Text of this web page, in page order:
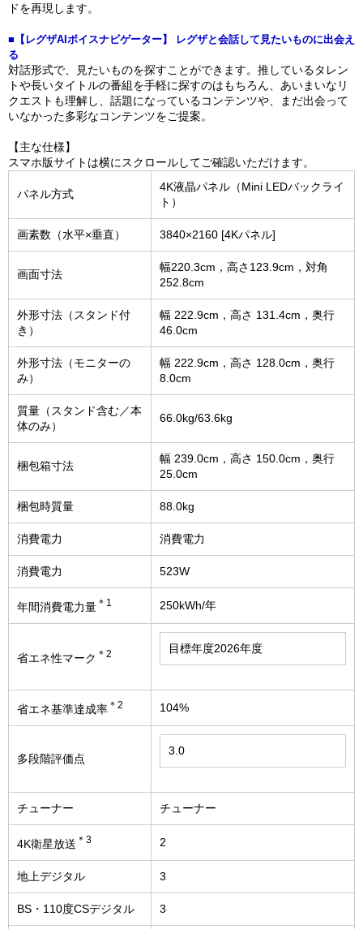
ドを再現します。
■【レグザAIボイスナビゲーター】 レグザと会話して見たいものに出会え
る
対話形式で、見たいものを探すことができます。推しているタレン
トや長いタイトルの番組を手軽に探すのはもちろん、あいまいなリ
クエストも理解し、話題になっているコンテンツや、まだ出会って
いなかった多彩なコンテンツをご提案。
【主な仕様】
スマホ版サイトは横にスクロールしてご確認いただけます。
パネル方式
4K液晶パネル（Mini LEDバックライ
ト）
画素数（水平×垂直） 3840×2160 [4Kパネル]
画面寸法
幅220.3cm，高さ123.9cm，対角
252.8cm
外形寸法（スタンド付
き）
幅 222.9cm，高さ 131.4cm，奥行
46.0cm
外形寸法（モニターの
み）
幅 222.9cm，高さ 128.0cm，奥行
8.0cm
質量（スタンド含む／本
体のみ）
66.0kg/63.6kg
梱包箱寸法
幅 239.0cm，高さ 150.0cm，奥行
25.0cm
梱包時質量 88.0kg
消費電力 消費電力
消費電力 523W
年間消費電力量 ＊1 250kWh/年
省エネ性マーク ＊2 目標年度2026年度
省エネ基準達成率 ＊2 104%
多段階評価点
3.0
チューナー チューナー
4K衛星放送 ＊3 2
地上デジタル 3
BS・110度CSデジタル 3